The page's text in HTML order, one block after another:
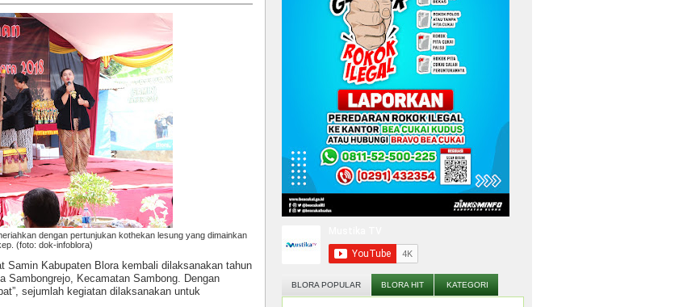
dengan pertunjukan kothekan lesung yang dimainkan
(foto: dok-infoblora)
Samin Kabupaten Blora kembali dilaksanakan tahun
Sambongrejo, Kecamatan Sambong. Dengan
sejumlah kegiatan dilaksanakan untuk
BLORA POPULAR BLORA HIT KATEGORI